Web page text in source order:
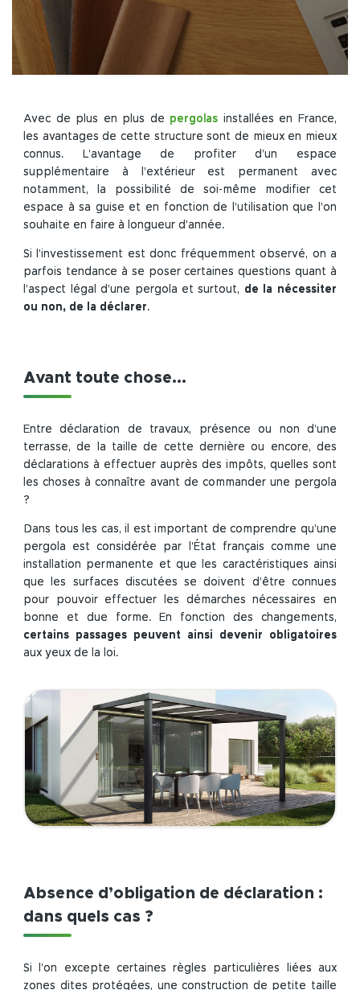
est-ce que
le permis
construire
est
pour une
pergola ?
Construire et
déclarer une
terrasse pour
l’implantation
de sa pergola
Que dit en
ce sens, la
loi pour la
déclaration
qu’une
pergola
imposable
?
Avec de plus en plus de pergolas installées en France,
les avantages de cette structure sont de mieux en mieux
connus. L’avantage de profiter d’un espace
supplémentaire à l’extérieur est permanent avec
notamment, la possibilité de soi-même modifier cet
espace à sa guise et en fonction de l’utilisation que l’on
souhaite en faire à longueur d’année.
Si l’investissement est donc fréquemment observé, on a
parfois tendance à se poser certaines questions quant à
l’aspect légal d’une pergola et surtout, de la nécessiter
ou non, de la déclarer.
Avant toute chose...
Entre déclaration de travaux, présence ou non d’une
terrasse, de la taille de cette dernière ou encore, des
déclarations à effectuer auprès des impôts, quelles sont
les choses à connaître avant de commander une pergola
?
Dans tous les cas, il est important de comprendre qu’une
pergola est considérée par l’État français comme une
installation permanente et que les caractéristiques ainsi
que les surfaces discutées se doivent d’être connues
pour pouvoir effectuer les démarches nécessaires en
bonne et due forme. En fonction des changements,
certains passages peuvent ainsi devenir obligatoires
aux yeux de la loi.
Absence d’obligation de déclaration :
dans quels cas ?
Si l’on excepte certaines règles particulières liées aux
zones dites protégées, une construction de petite taille